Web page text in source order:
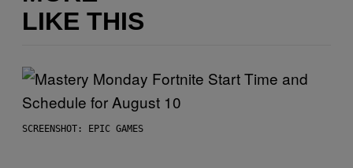
LIKE THIS
SCREENSHOT: EPIC GAMES